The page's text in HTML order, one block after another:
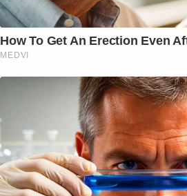
How To Get An Erection Even
MEDVI